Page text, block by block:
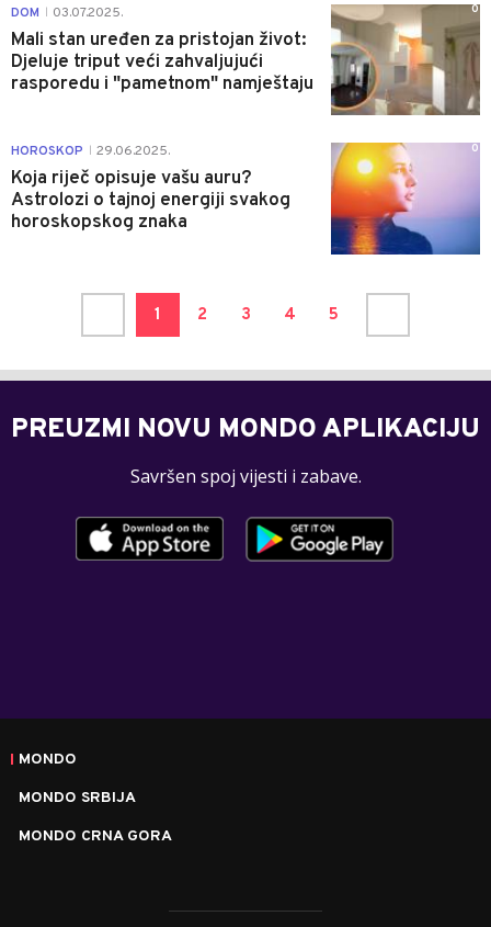
DOM 03.07.2025.
Mali stan uređen za pristojan život:
Djeluje triput veći zahvaljujući
rasporedu i "pametnom" namještaju
0
HOROSKOP 29.06.2025.
Koja riječ opisuje vašu auru?
Astrolozi o tajnoj energiji svakog
horoskopskog znaka
0
1 2 3 4 5
PREUZMI NOVU MONDO APLIKACIJU
Savršen spoj vijesti i zabave.
MONDO
MONDO SRBIJA
MONDO CRNA GORA